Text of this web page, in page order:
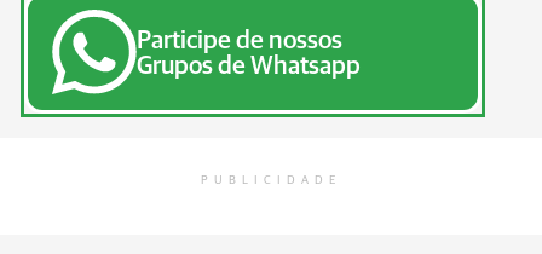
Participe de nossos
Grupos de Whatsapp
PUBLICIDADE